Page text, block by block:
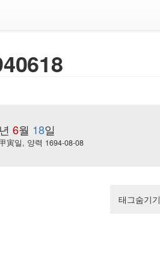
년 6월 18일
寅일, 양력 1694-08-08
태그숨기기